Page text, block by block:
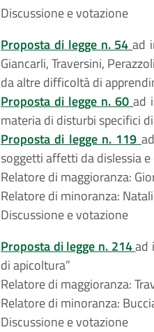
Discussione e votazione
Proposta di legge n. 54ad
Giancarli, Traversini,
da altre difficoltà di
Proposta di legge n. 60ad
materia di disturbi specifici
Proposta di legge n. 119
soggetti affetti da dislessia
Relatore di maggioranza:
Relatore di minoranza: Natali
Discussione e votazione
Proposta di legge n. 214ad
di apicoltura”
Relatore di maggioranza:
Relatore di minoranza:
Discussione e votazione